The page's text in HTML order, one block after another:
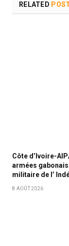
RELATED
Côte d’Ivoire-
armées
militaire de l’
8 AOÛT 2026